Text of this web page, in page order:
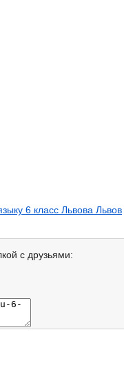
6 класс Львова Львов
с друзьями: